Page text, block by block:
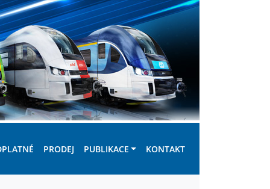
PRODEJ PUBLIKACE KONTAKT